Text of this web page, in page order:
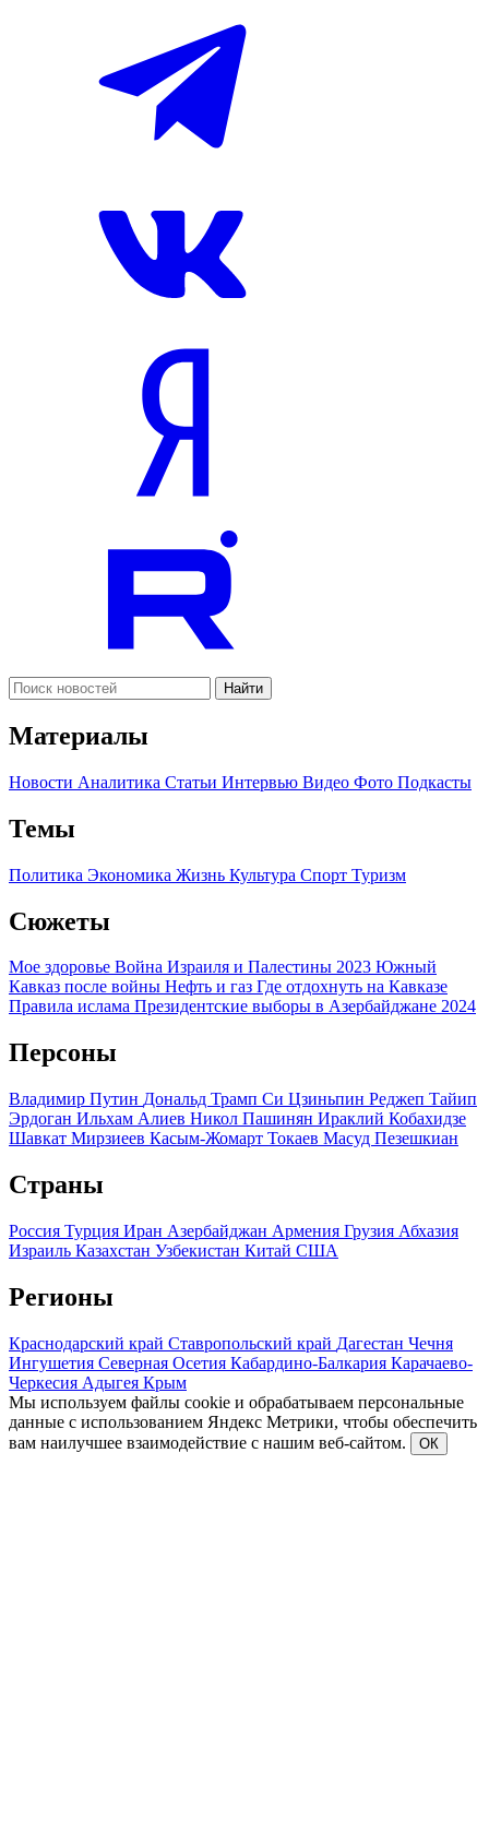
Найти
Материалы
Новости Аналитика Статьи Интервью Видео Фото Подкасты
Темы
Политика Экономика Жизнь Культура Спорт Туризм
Сюжеты
Мое здоровье Война Израиля и Палестины 2023 Южный
Кавказ после войны Нефть и газ Где отдохнуть на Кавказе
Правила ислама Президентские выборы в Азербайджане 2024
Персоны
Владимир Путин Дональд Трамп Си Цзиньпин Реджеп Тайип
Эрдоган Ильхам Алиев Никол Пашинян Ираклий Кобахидзе
Шавкат Мирзиеев Касым-Жомарт Токаев Масуд Пезешкиан
Страны
Россия Турция Иран Азербайджан Армения Грузия Абхазия
Израиль Казахстан Узбекистан Китай США
Регионы
Краснодарский край Ставропольский край Дагестан Чечня
Ингушетия Северная Осетия Кабардино-Балкария Карачаево-
Черкесия Адыгея Крым
Мы используем файлы cookie и обрабатываем персональные
данные с использованием Яндекс Метрики, чтобы обеспечить
вам наилучшее взаимодействие с нашим веб-сайтом.
ОК